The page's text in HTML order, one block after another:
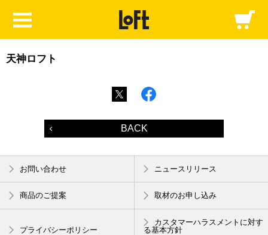
天神ロフト
BACK
お問い合わせ ニュースリリース
商品のご提案 取材のお申し込み
プライバシーポリシー
カスタマーハラスメントに対す
る基本方針